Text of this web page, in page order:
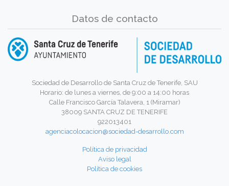
Datos de contacto
Sociedad de Desarrollo de Santa Cruz de Tenerife, SAU
Horario: de lunes a viernes, de 9:00 a 14:00 horas
Calle Francisco García Talavera, 1 (Miramar)
38009 SANTA CRUZ DE TENERIFE
922013401
agenciacolocacion@sociedad-desarrollo.com
Política de privacidad
Aviso legal
Política de cookies